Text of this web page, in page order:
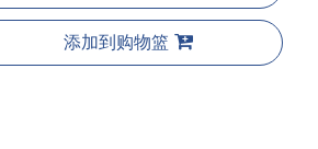
添加到购物篮